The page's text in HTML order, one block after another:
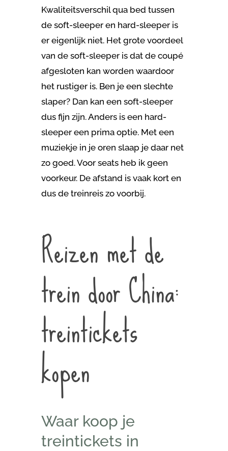
Kwaliteitsverschil qua bed tussen
de soft-sleeper en hard-sleeper is
er eigenlijk niet. Het grote voordeel
van de soft-sleeper is dat de coupé
afgesloten kan worden waardoor
het rustiger is. Ben je een slechte
slaper? Dan kan een soft-sleeper
dus fijn zijn. Anders is een hard-
sleeper een prima optie. Met een
muziekje in je oren slaap je daar net
zo goed. Voor seats heb ik geen
voorkeur. De afstand is vaak kort en
dus de treinreis zo voorbij.
Reizen met de
trein door China:
treintickets
kopen
Waar koop je
treintickets in